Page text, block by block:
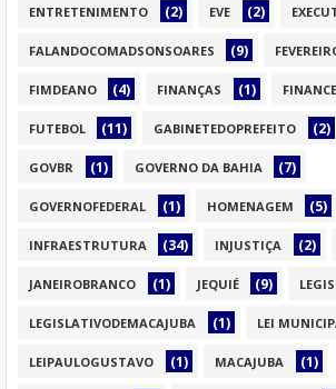
ENTRETENIMENTO (2) EVE (2)
FALANDOCOMADSONSOARES (9)
FIMDEANO (4) FINANÇAS (1)
FUTEBOL (11) GABINETEDOPREFEITO (2)
GOVBR (1) GOVERNO DA BAHIA (7)
GOVERNOFEDERAL (1) HOMENAGEM (5)
INFRAESTRUTURA (34) INJUSTIÇA (2)
JANEIROBRANCO (1) JEQUIÉ (9)
LEGISLATIVODEMACAJUBA (1) LEI
LEIPAULOGUSTAVO (1) MACAJUBA (1)